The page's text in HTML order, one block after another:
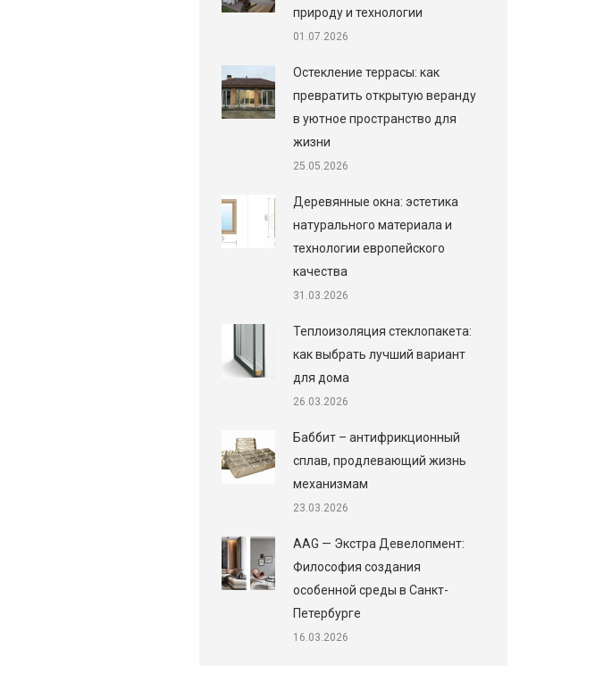
природу и технологии
01.07.2026
Остекление террасы: как
превратить открытую веранду
в уютное пространство для
жизни
25.05.2026
Деревянные окна: эстетика
натурального материала и
технологии европейского
качества
31.03.2026
Теплоизоляция стеклопакета:
как выбрать лучший вариант
для дома
26.03.2026
Баббит – антифрикционный
сплав, продлевающий жизнь
механизмам
23.03.2026
AAG — Экстра Девелопмент:
Философия создания
особенной среды в Санкт-
Петербурге
16.03.2026